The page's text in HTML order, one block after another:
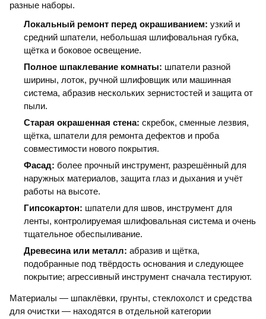
разные наборы.
Локальный ремонт перед окрашиванием: узкий и
средний шпатели, небольшая шлифовальная губка,
щётка и боковое освещение.
Полное шпаклевание комнаты: шпатели разной
ширины, лоток, ручной шлифовщик или машинная
система, абразив нескольких зернистостей и защита от
пыли.
Старая окрашенная стена: скребок, сменные лезвия,
щётка, шпатели для ремонта дефектов и проба
совместимости нового покрытия.
Фасад: более прочный инструмент, разрешённый для
наружных материалов, защита глаз и дыхания и учёт
работы на высоте.
Гипсокартон: шпатели для швов, инструмент для
ленты, контролируемая шлифовальная система и очень
тщательное обеспыливание.
Древесина или металл: абразив и щётка,
подобранные под твёрдость основания и следующее
покрытие; агрессивный инструмент сначала тестируют.
Материалы — шпаклёвки, грунты, стеклохолст и средства
для очистки — находятся в отдельной категории